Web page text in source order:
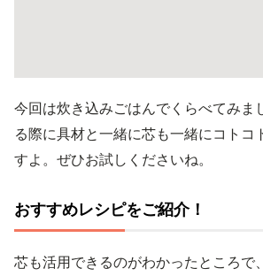
今回は炊き込みごはんでくらべてみま
る際に具材と一緒に芯も一緒にコトコ
すよ。ぜひお試しくださいね。
おすすめレシピをご紹介！
芯も活用できるのがわかったところで